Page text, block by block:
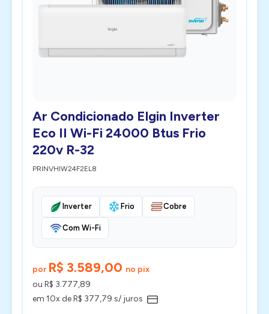
Ar Condicionado Elgin Inverter
Eco II Wi-Fi 24000 Btus Frio
220v R-32
PRINVHIW24F2EL8
Inverter Frio Cobre
Com Wi-Fi
por R$ 3.589,00 no pix
ou R$ 3.777,89
em 10x de R$ 377,79 s/ juros